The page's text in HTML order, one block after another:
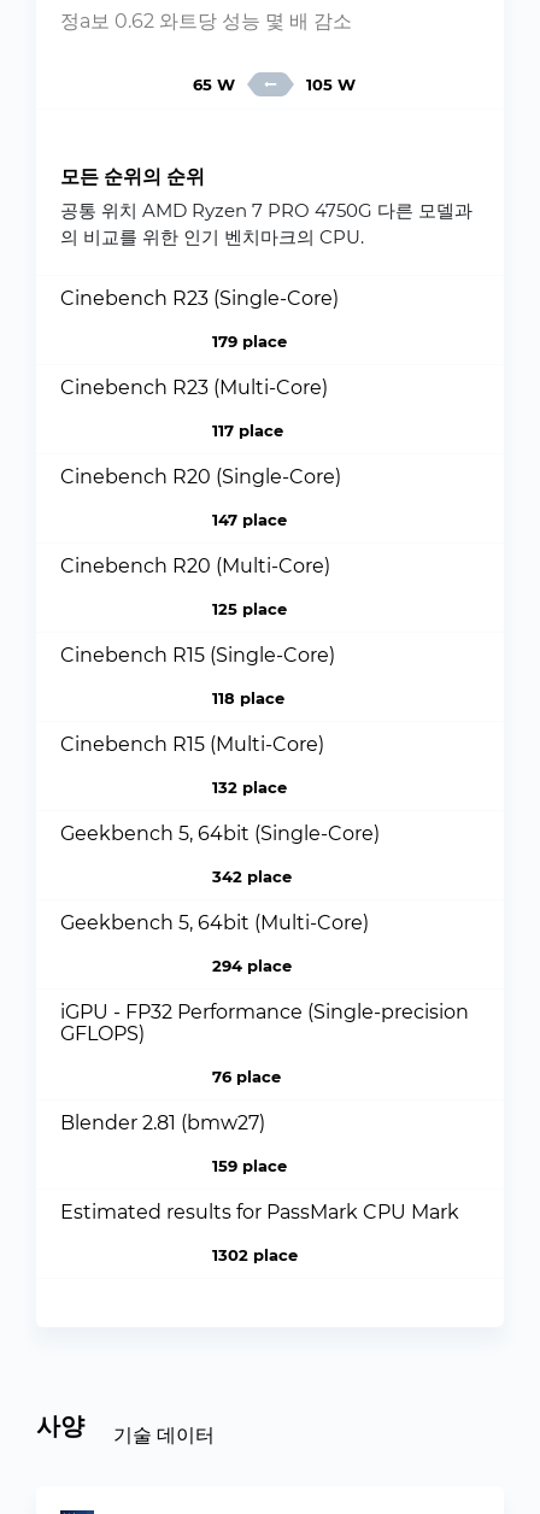
정a보 0.62 와트당 성능 몇 배 감소
65 W 105 W
모든 순위의 순위
공통 위치 AMD Ryzen 7 PRO 4750G 다른 모델과
의 비교를 위한 인기 벤치마크의 CPU.
Cinebench R23 (Single-Core)
179 place
Cinebench R23 (Multi-Core)
117 place
Cinebench R20 (Single-Core)
147 place
Cinebench R20 (Multi-Core)
125 place
Cinebench R15 (Single-Core)
118 place
Cinebench R15 (Multi-Core)
132 place
Geekbench 5, 64bit (Single-Core)
342 place
Geekbench 5, 64bit (Multi-Core)
294 place
iGPU - FP32 Performance (Single-precision
GFLOPS)
76 place
Blender 2.81 (bmw27)
159 place
Estimated results for PassMark CPU Mark
1302 place
사양 기술 데이터